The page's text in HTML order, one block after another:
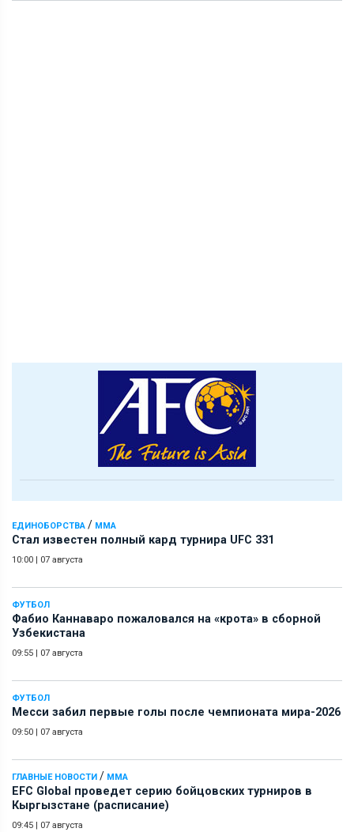
ЕДИНОБОРСТВА / ММА
Стал известен полный кард турнира UFC 331
10:00 07 августа
ФУТБОЛ
Фабио Каннаваро пожаловался на «крота» в сборной
Узбекистана
09:55 07 августа
ФУТБОЛ
Месси забил первые голы после чемпионата мира-2026
09:50 07 августа
ГЛАВНЫЕ НОВОСТИ / ММА
EFC Global проведет серию бойцовских турниров в
Кыргызстане (расписание)
09:45 07 августа